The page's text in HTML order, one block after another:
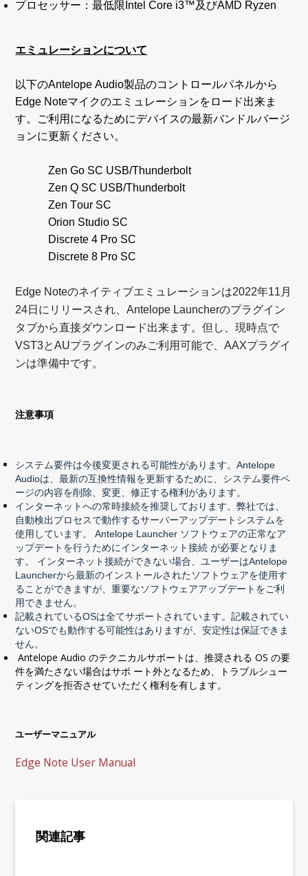
プロセッサー：最低限Intel Core i3™及びAMD Ryzen
エミュレーションについて
以下のAntelope Audio製品のコントロールパネルから
Edge Noteマイクのエミュレーションをロード出来ま
す。ご利用になるためにデバイスの最新バンドルバージ
ョンに更新ください。
Zen Go SC USB/Thunderbolt
Zen Q SC USB/Thunderbolt
Zen Tour SC
Orion Studio SC
Discrete 4 Pro SC
Discrete 8 Pro SC
Edge Noteのネイティブエミュレーションは2022年11月
24日にリリースされ、Antelope Launcherのプラグイン
タブから直接ダウンロード出来ます。但し、現時点で
VST3とAUプラグインのみご利用可能で、AAXプラグイ
ンは準備中です。
注意事項
システム要件は今後変更される可能性があります。Antelope
Audioは、最新の互換性情報を更新するために、システム要件ペ
ージの内容を削除、変更、修正する権利があります。
インターネットへの常時接続を推奨しております。弊社では、
⾃動検出プロセスで動作するサーバーアップデートシステムを
使⽤しています。 Antelope Launcher ソフトウェアの正常なア
ップデートを⾏うためにインターネット接続 が必要となりま
す。 インターネット接続ができない場合、ユーザーはAntelope
Launcherから最新のインストールされたソフトウェアを使用す
ることができますが、重要なソフトウェアアップデートをご利
用できません。
記載されているOSは全てサポートされています。記載されてい
ないOSでも動作する可能性はありますが、安定性は保証できま
せん。
Antelope Audio のテクニカルサポートは、推奨される OS の要
件を満たさない場合はサポ ート外となるため、トラブルシュー
ティングを拒否させていただく権利を有します。
ユーザーマニュアル
Edge Note User Manual
関連記事